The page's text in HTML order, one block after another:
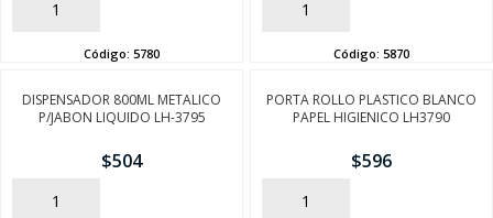
AÑADIR
Código: 5780
AÑADIR
Código: 5870
DISPENSADOR 800ML METALICO
P/JABON LIQUIDO LH-3795
$504
AÑADIR
PORTA ROLLO PLASTICO BLANCO
PAPEL HIGIENICO LH3790
$596
AÑADIR